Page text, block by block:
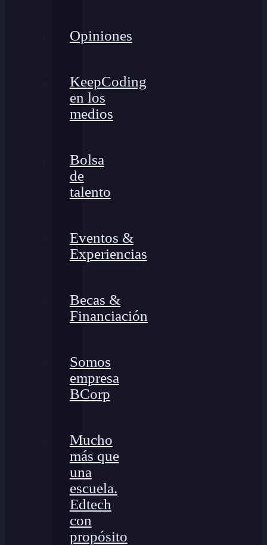
Opiniones
KeepCoding
en los
medios
Bolsa
de
talento
Eventos &
Experiencias
Becas &
Financiación
Somos
empresa
BCorp
Mucho
más que
una
escuela.
Edtech
con
propósito